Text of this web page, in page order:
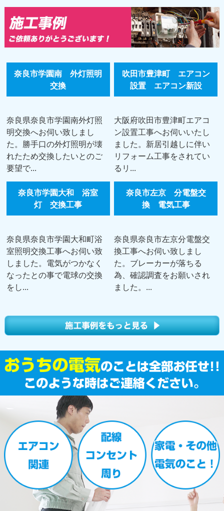
奈良市学園南 外灯照明
交換
奈良県奈良市学園南外灯照
明交換へお伺い致しまし
た。勝手口の外灯照明が壊
れたため交換したいとのご
要望で...
吹田市豊津町 エアコン
設置 エアコン新設
大阪府吹田市豊津町エアコ
ン設置工事へお伺いいたし
ました。新居引越しに伴い
リフォーム工事をされてい
るリ...
奈良市学園大和 浴室
灯 交換工事
奈良県奈良市学園大和町浴
室照明交換工事へお伺い致
しました。電気がつかなく
なったとの事で電球の交換
をし...
奈良市左京 分電盤交
換 電気工事
奈良県奈良市左京分電盤交
換工事へお伺い致しまし
た。ブレーカーが落ちる
為、確認調査をお願いされ
ました。...